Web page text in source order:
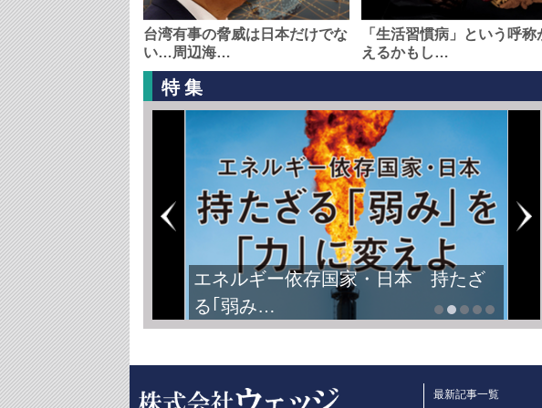
台湾有事の脅威は日本だけでな
い…周辺海…
「生活習慣病」という呼称
えるかもし…
特集
エネルギー依存国家・日本 持たざ
る｢弱み…
最新記事一覧